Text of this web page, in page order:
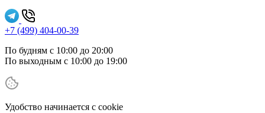
+7 (499) 404-00-39
По будням с 10:00 до 20:00
По выходным с 10:00 до 19:00
Удобство начинается с cookie